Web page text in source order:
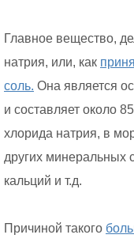
Главное вещество,
натрия, или, как
соль. Она является
и составляет около
хлорида натрия, в
других минеральных
кальций и т.д.
Причиной такого